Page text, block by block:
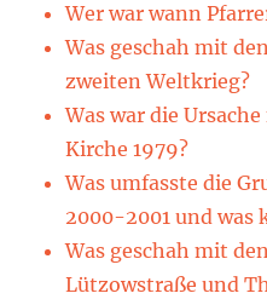
Wer war wann
Was geschah mit
zweiten Weltkrieg?
Was war die
Kirche 1979?
Was umfasste die
2000-2001 und was
Was geschah mit
Lützowstraße und